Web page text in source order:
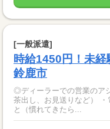
[一般派遣]
時給1450円！未
鈴鹿市
◎ディーラーでの営業のアシスタント業務
茶出し、お見送りなど）
と（慣れてきたら...